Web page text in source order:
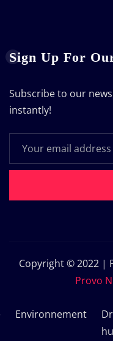
Sign Up For
Subscribe to our
instantly!
Copyright © 2022 |
Provo
Environnement